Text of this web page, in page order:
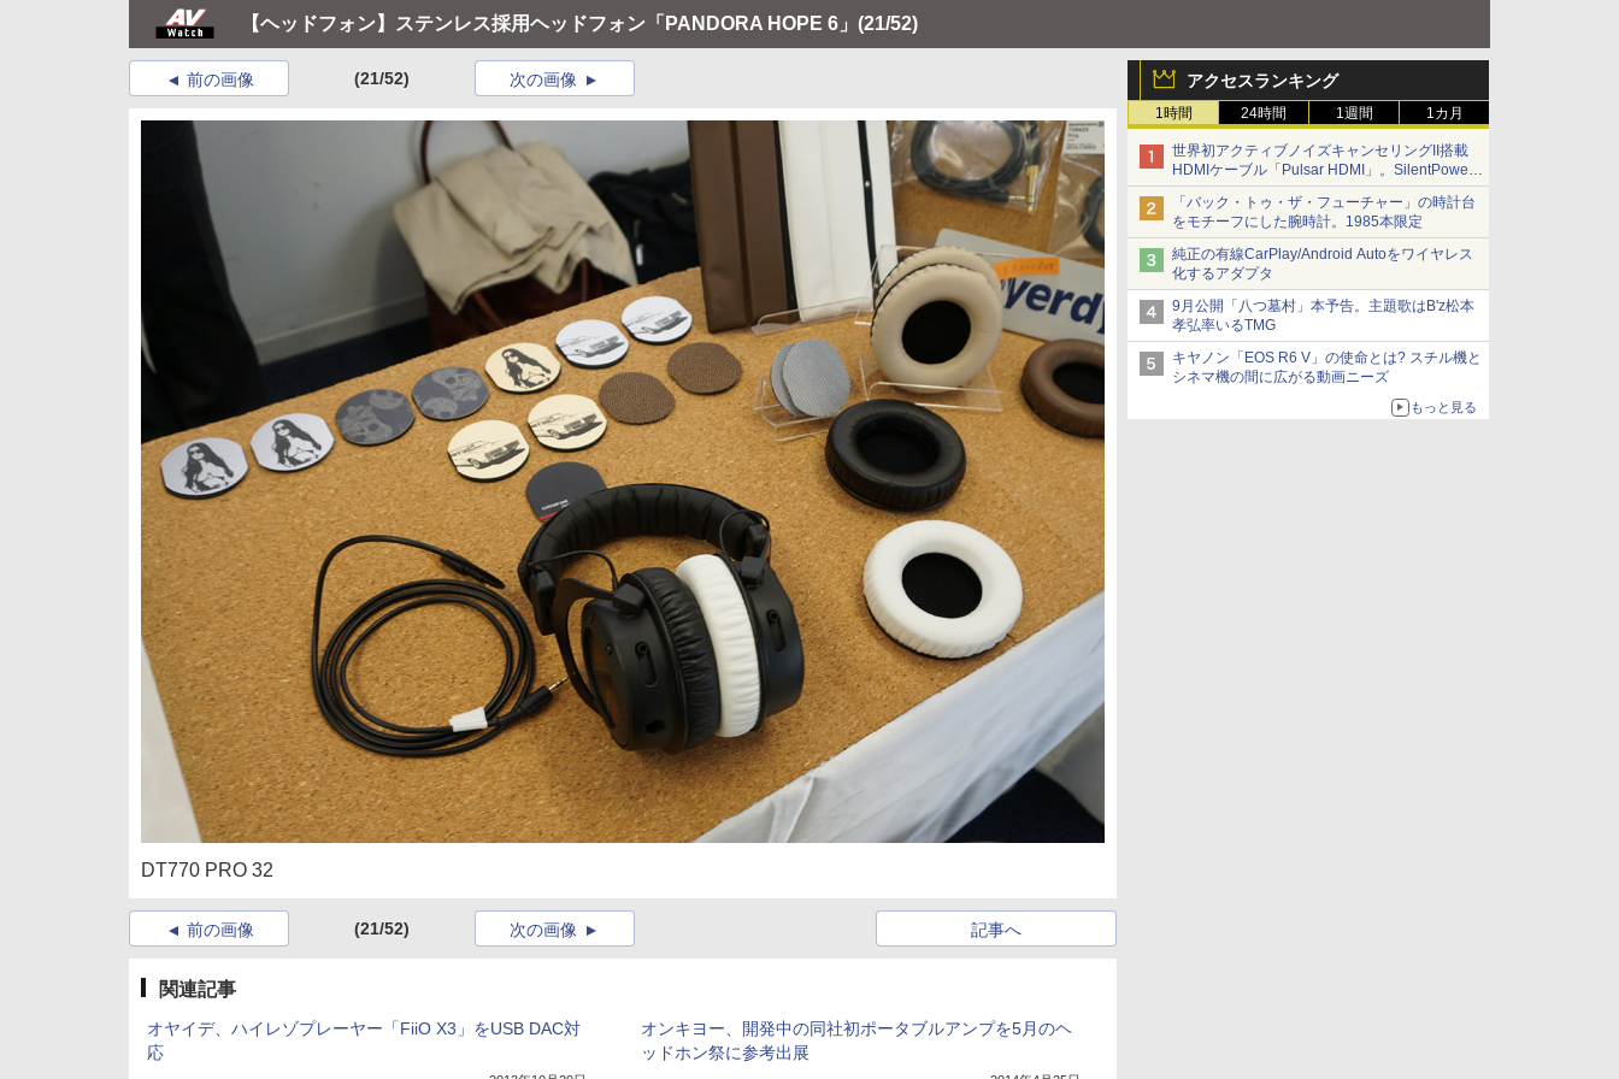
【ヘッドフォン】ステンレス採用ヘッドフォン「PANDORA HOPE 6」 (21/52)
アクセスランキング
1時間 24時間 1週間 1カ月
世界初アクティブノイズキャンセリングII搭載
HDMIケーブル「Pulsar HDMI」。SilentPower
から
「バック・トゥ・ザ・フューチャー」の時計台
をモチーフにした腕時計。1985本限定
純正の有線CarPlay/Android Autoをワイヤレス
化するアダプタ
9月公開「八つ墓村」本予告。主題歌はB'z松本
孝弘率いるTMG
キヤノン「EOS R6 V」の使命とは? スチル機と
シネマ機の間に広がる動画ニーズ
もっと見る
前の画像 (21/52) 次の画像
DT770 PRO 32
前の画像 (21/52) 記事へ
次の画像
関連記事
オヤイデ、ハイレゾプレーヤー「FiiO X3」をUSB DAC対
応
オンキヨー、開発中の同社初ポータブルアンプを5月のヘ
ッドホン祭に参考出展